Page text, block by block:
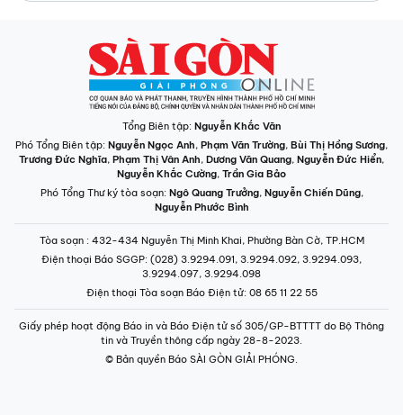
Tổng Biên tập: Nguyễn Khắc Văn
Phó Tổng Biên tập: Nguyễn Ngọc Anh, Phạm Văn Trường, Bùi Thị Hồng Sương,
Trương Đức Nghĩa, Phạm Thị Vân Anh, Dương Văn Quang, Nguyễn Đức Hiển,
Nguyễn Khắc Cường, Trần Gia Bảo
Phó Tổng Thư ký tòa soạn: Ngô Quang Trưởng, Nguyễn Chiến Dũng,
Nguyễn Phước Bình
Tòa soạn : 432-434 Nguyễn Thị Minh Khai, Phường Bàn Cờ, TP.HCM
Điện thoại Báo SGGP: (028) 3.9294.091, 3.9294.092, 3.9294.093,
3.9294.097, 3.9294.098
Điện thoại Tòa soạn Báo Điện tử: 08 65 11 22 55
Giấy phép hoạt động Báo in và Báo Điện tử số 305/GP-BTTTT do Bộ Thông
tin và Truyền thông cấp ngày 28-8-2023.
© Bản quyền Báo SÀI GÒN GIẢI PHÓNG.